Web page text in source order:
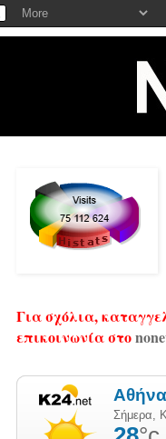
Για σχόλια,
επικοινωνία στο